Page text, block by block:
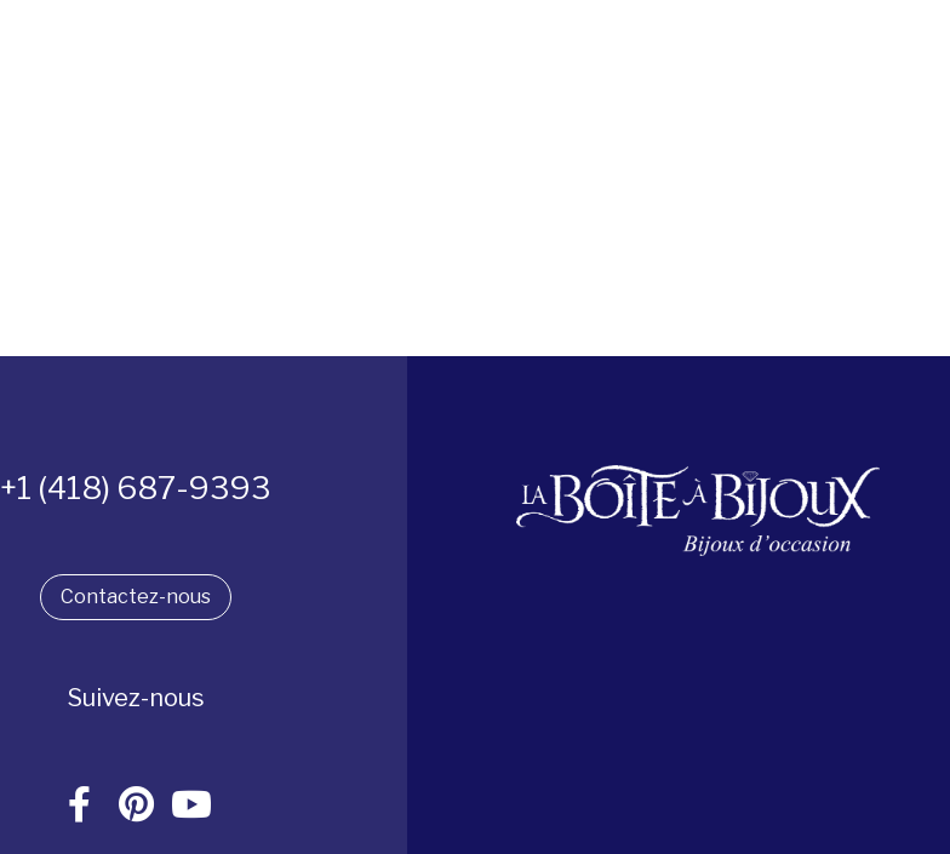
+1 (418) 687-9393
Contactez-nous
Suivez-nous